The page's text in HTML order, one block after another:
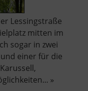
Lessingstraße
mitten im
sogar in zwei
einer für die
»